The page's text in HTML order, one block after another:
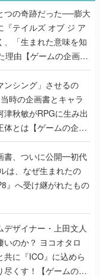
つの奇跡だった──膨大
『テイルズ オブ ジ ア
、「生まれた意味を知
理由【ゲームの企画
ンシング」させるの
時の企画書とキャラ
秋敏がRPGに生み出
体とは【ゲームの企画
書、ついに公開━初代
は、なぜ生まれたの
』へ受け継がれたもの
ザイナー・上田文人
いのか？ ヨコオタロ
共に『ICO』に込めら
尽くす！【ゲームの企